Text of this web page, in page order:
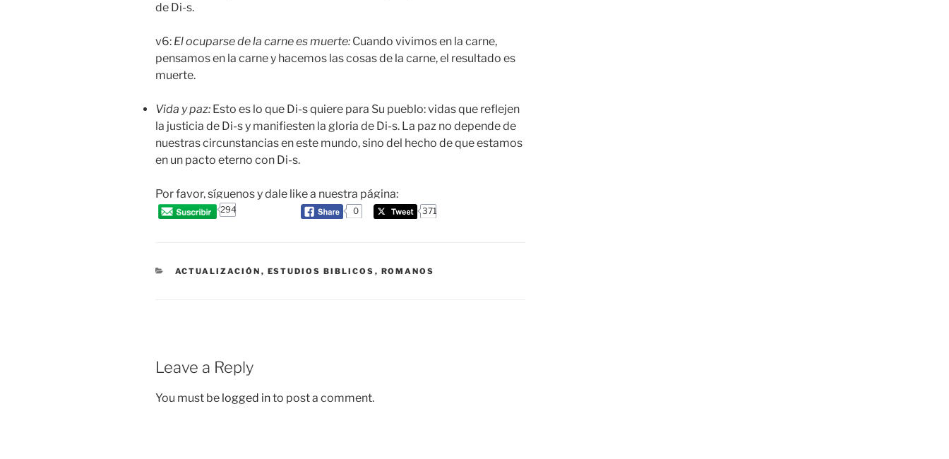
de Di-s.
v6: El ocuparse de la carne es muerte: Cuando vivimos en la carne,
pensamos en la carne y hacemos las cosas de la carne, el resultado es
muerte.
Vida y paz: Esto es lo que Di-s quiere para Su pueblo: vidas que reflejen
la justicia de Di-s y manifiesten la gloria de Di-s. La paz no depende de
nuestras circunstancias en este mundo, sino del hecho de que estamos
en un pacto eterno con Di-s.
Por favor, síguenos y dale like a nuestra página:
294 0 371
CATEGORIES
ACTUALIZACIÓN , ESTUDIOS BIBLICOS , ROMANOS
Leave a Reply
You must be logged into post a comment.